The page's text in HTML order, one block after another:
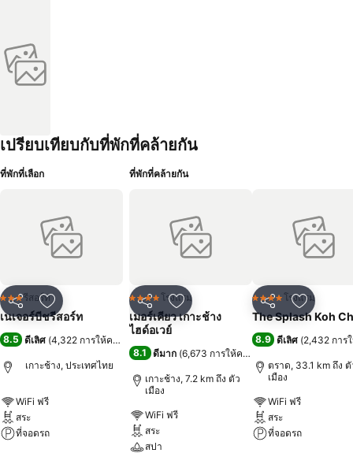
เปรียบเทียบกับที่พักที่คล้ายกัน
ที่พักที่เลือก
แชร์ เพิ่มในรายการโปรด
3 ดาวรีสอร์ท
เนเจอร์บีชรีสอร์ท
8.5 ดีเลิศ (4,322 การให้คะแนน
เกาะช้าง, ประเทศไทย
WiFi ฟรี
สระ
ที่จอดรถ
ที่พักที่คล้ายกัน
แชร์ เพิ่มในรายการโปรด
4 ดาว โรงแรม
เมอร์เคียว เกาะช้าง
ไฮด์อเวย์
8.1 ดีมาก (6,673 การให้คะแนน
เกาะช้าง, 7.2 km ถึง ตัว
เมือง
WiFi ฟรี
สระ
สปา
แชร์ เพิ่มในรา
4 ดาว โรงแรม
The Splash Koh
8.9 ดีเลิศ (2,432 การ
ตราด, 33.1 km ถึง
เมือง
WiFi ฟรี
สระ
ที่จอดรถ